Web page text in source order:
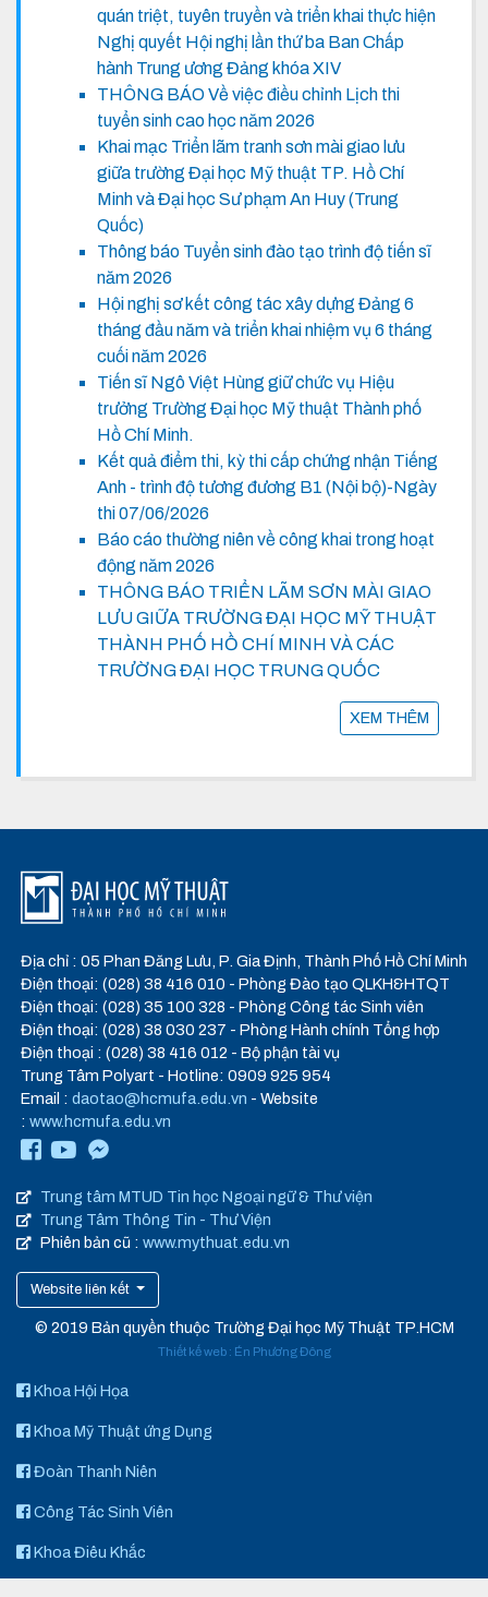
quán triệt, tuyên truyền và triển khai thực hiện
Nghị quyết Hội nghị lần thứ ba Ban Chấp
hành Trung ương Đảng khóa XIV
THÔNG BÁO Về việc điều chỉnh Lịch thi
tuyển sinh cao học năm 2026
Khai mạc Triển lãm tranh sơn mài giao lưu
giữa trường Đại học Mỹ thuật TP. Hồ Chí
Minh và Đại học Sư phạm An Huy (Trung
Quốc)
Thông báo Tuyển sinh đào tạo trình độ tiến sĩ
năm 2026
Hội nghị sơ kết công tác xây dựng Đảng 6
tháng đầu năm và triển khai nhiệm vụ 6 tháng
cuối năm 2026
Tiến sĩ Ngô Việt Hùng giữ chức vụ Hiệu
trưởng Trường Đại học Mỹ thuật Thành phố
Hồ Chí Minh.
Kết quả điểm thi, kỳ thi cấp chứng nhận Tiếng
Anh - trình độ tương đương B1 (Nội bộ)-Ngày
thi 07/06/2026
Báo cáo thường niên về công khai trong hoạt
động năm 2026
THÔNG BÁO TRIỂN LÃM SƠN MÀI GIAO
LƯU GIỮA TRƯỜNG ĐẠI HỌC MỸ THUẬT
THÀNH PHỐ HỒ CHÍ MINH VÀ CÁC
TRƯỜNG ĐẠI HỌC TRUNG QUỐC
XEM THÊM
Địa chỉ : 05 Phan Đăng Lưu, P. Gia Định, Thành Phố Hồ Chí Minh
Điện thoại: (028) 38 416 010 - Phòng Đào tạo QLKH&HTQT
Điện thoại: (028) 35 100 328 - Phòng Công tác Sinh viên
Điện thoại: (028) 38 030 237 - Phòng Hành chính Tổng hợp
Điện thoại : (028) 38 416 012 - Bộ phận tài vụ
Trung Tâm Polyart - Hotline: 0909 925 954
Email : daotao@hcmufa.edu.vn - Website
: www.hcmufa.edu.vn
Trung tâm MTUD Tin học Ngoại ngữ & Thư viện
Trung Tâm Thông Tin - Thư Viện
Phiên bản cũ : www.mythuat.edu.vn
Website liên kết
© 2019 Bản quyền thuộc Trường Đại học Mỹ Thuật TP.HCM
Thiết kế web: Én Phương Đông
Khoa Hội Họa
Khoa Mỹ Thuật ứng Dụng
Đoàn Thanh Niên
Công Tác Sinh Viên
Khoa Điêu Khắc